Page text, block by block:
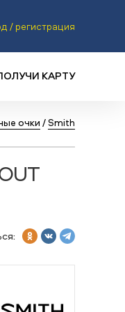
/ регистрация
КАРТУ
очки /Smith